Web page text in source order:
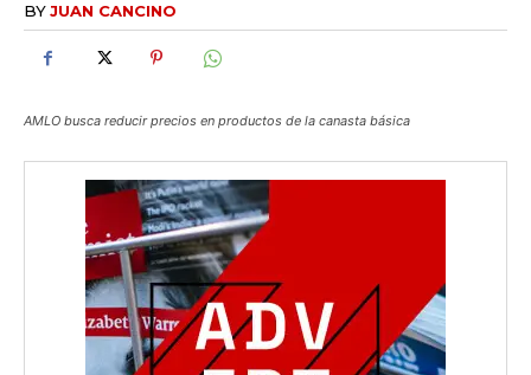
BYJUAN CANCINO
AMLO busca reducir precios en productos de la canasta básica